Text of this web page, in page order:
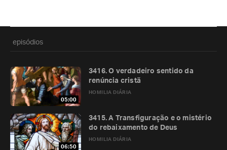
episódios
05:00
HOMILIA DIÁRIA
3416. O verdadeiro sentido da
renúncia cristã
06:50
HOMILIA DIÁRIA
3415. A Transfiguração e o mistério
do rebaixamento de Deus